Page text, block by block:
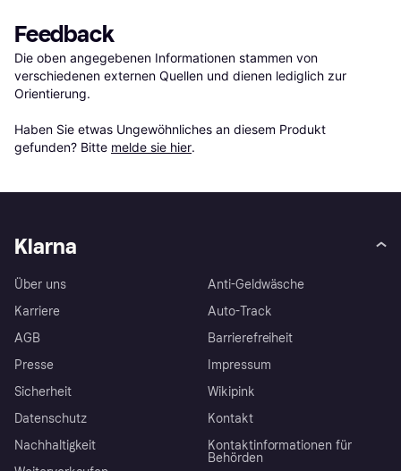
Feedback
Die oben angegebenen Informationen stammen von
verschiedenen externen Quellen und dienen lediglich zur
Orientierung.
Haben Sie etwas Ungewöhnliches an diesem Produkt
gefunden? Bitte melde sie hier.
Klarna
Über uns
Karriere
AGB
Presse
Sicherheit
Datenschutz
Nachhaltigkeit
Anti-Geldwäsche
Auto-Track
Barrierefreiheit
Impressum
Wikipink
Kontakt
Kontaktinformationen für
Behörden